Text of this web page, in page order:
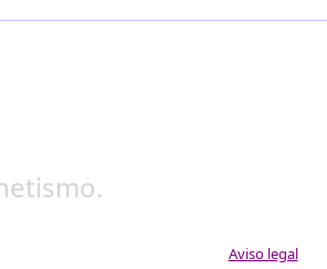
Aviso legal